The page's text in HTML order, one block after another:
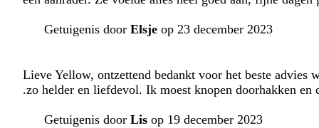
Getuigenis door Elsje op 23 december 2023
Lieve Yellow, ontzettend bedankt voor het beste
.zo helder en liefdevol. Ik moest knopen doorhakken
Getuigenis door Lis op 19 december 2023